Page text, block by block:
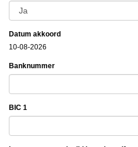
Datum akkoord
10-08-2026
Banknummer
BIC 1